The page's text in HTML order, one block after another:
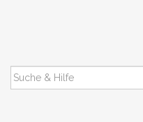
SUCHEN
NACH: